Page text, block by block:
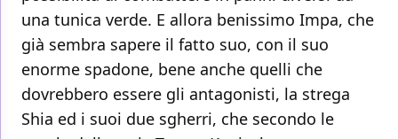
una tunica verde. E allora benissimo Impa, che
già sembra sapere il fatto suo, con il suo
enorme spadone, bene anche quelli che
dovrebbero essere gli antagonisti, la strega
Shia ed i suoi due sgherri, che secondo le